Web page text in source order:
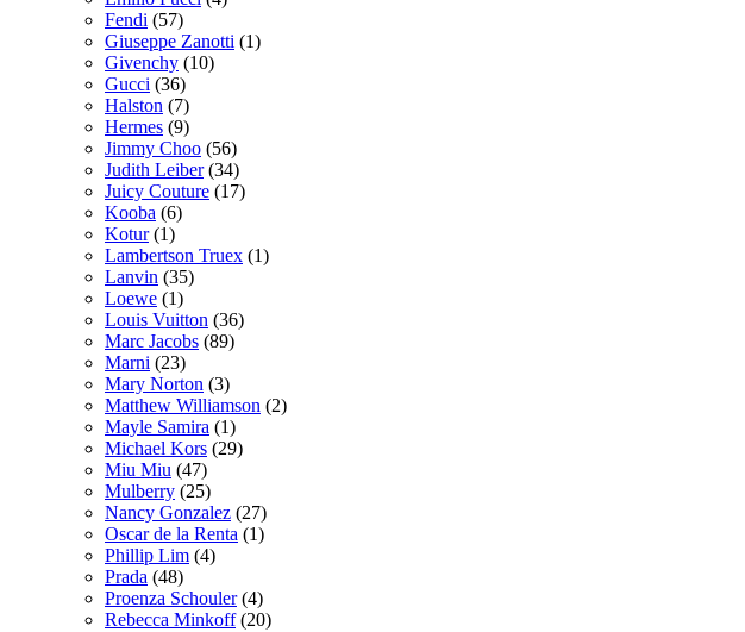
Fendi (57)
Giuseppe Zanotti (1)
Givenchy (10)
Gucci (36)
Halston (7)
Hermes (9)
Jimmy Choo (56)
Judith Leiber(34)
Juicy Couture (17)
Kooba (6)
Kotur(1)
Lambertson Truex (1)
Lanvin (35)
Loewe (1)
Louis Vuitton (36)
Marc Jacobs (89)
Marni (23)
Mary Norton (3)
Matthew Williamson (2)
Mayle Samira (1)
Michael Kors (29)
Miu Miu (47)
Mulberry (25)
Nancy Gonzalez (27)
Oscar de la Renta (1)
Phillip Lim (4)
Prada (48)
Proenza Schouler(4)
Rebecca Minkoff(20)